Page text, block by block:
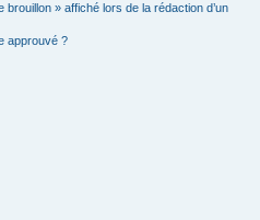
» affiché lors de la rédaction d’un
approuvé ?